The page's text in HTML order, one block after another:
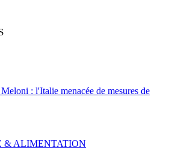
: l'Italie menacée de mesures de
& ALIMENTATION